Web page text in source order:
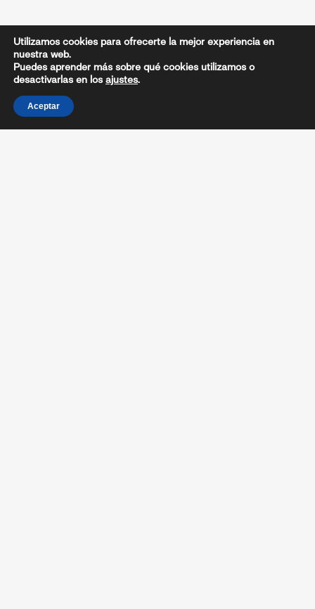
Utilizamos cookies para ofrecerte la mejor experiencia en
nuestra web.
Puedes aprender más sobre qué cookies utilizamos o
desactivarlas en losajustes.
Aceptar